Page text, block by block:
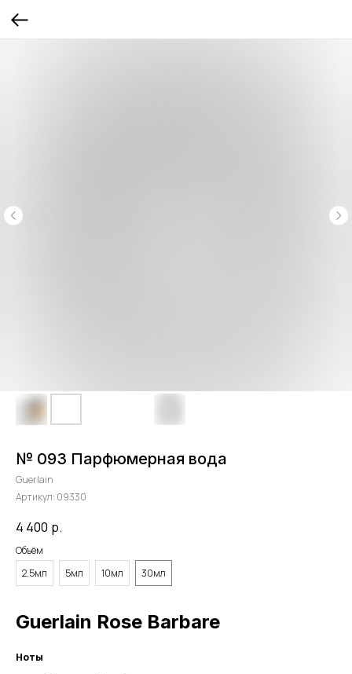
№ 093 Парфюмерная вода
Guerlain
Артикул: 09330
4 400 р.
Объём
2.5мл
5мл 10мл 30мл
Guerlain Rose Barbare
Ноты